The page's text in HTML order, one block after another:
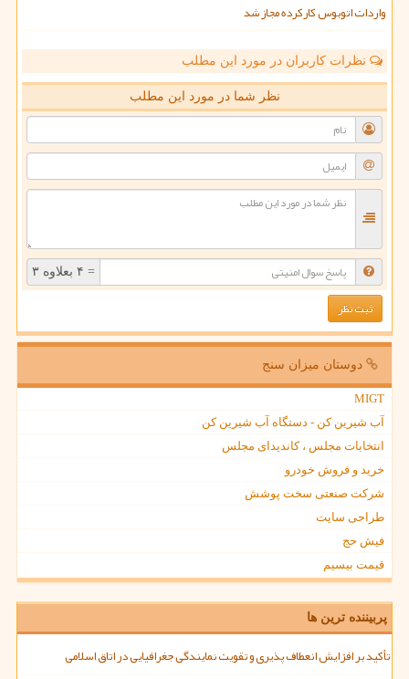
واردات اتوبوس کارکرده مجاز شد
نظرات کاربران در مورد این مطلب
نظر شما در مورد این مطلب
= ۴ بعلاوه ۳
دوستان میزان سنج
MIGT
آب شیرین کن - دستگاه آب شیرین کن
انتخابات مجلس ، کاندیدای مجلس
خرید و فروش خودرو
شرکت صنعتی سخت پوشش
طراحی سایت
فیش حج
قیمت بیسیم
پربیننده ترین ها
تأکید بر افزایش انعطاف پذیری و تقویت نمایندگی جغرافیایی در اتاق اسلامی